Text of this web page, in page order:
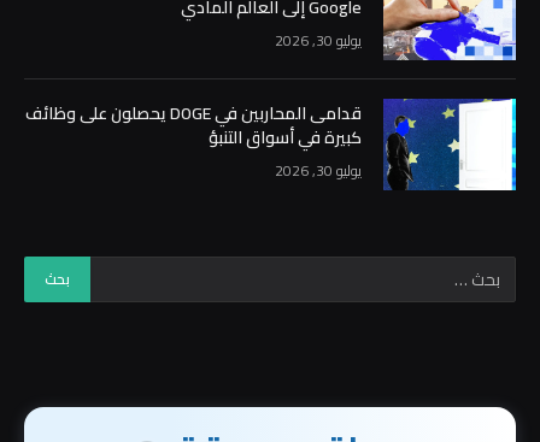
Google إلى العالم المادي
يوليو 30, 2026
قدامى المحاربين في DOGE يحصلون على وظائف
كبيرة في أسواق التنبؤ
يوليو 30, 2026